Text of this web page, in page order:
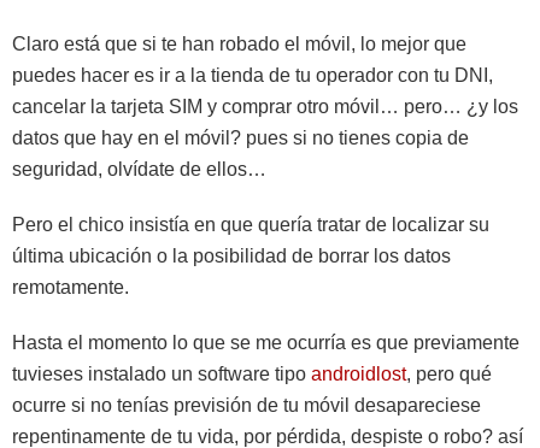
Claro está que si te han robado el móvil, lo mejor que
puedes hacer es ir a la tienda de tu operador con tu DNI,
cancelar la tarjeta SIM y comprar otro móvil… pero… ¿y los
datos que hay en el móvil? pues si no tienes copia de
seguridad, olvídate de ellos…
Pero el chico insistía en que quería tratar de localizar su
última ubicación o la posibilidad de borrar los datos
remotamente.
Hasta el momento lo que se me ocurría es que previamente
tuvieses instalado un software tipo androidlost, pero qué
ocurre si no tenías previsión de tu móvil desapareciese
repentinamente de tu vida, por pérdida, despiste o robo? así